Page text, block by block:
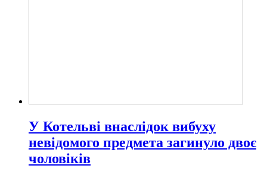
У Котельві внаслідок вибуху
невідомого предмета загинуло двоє
чоловіків